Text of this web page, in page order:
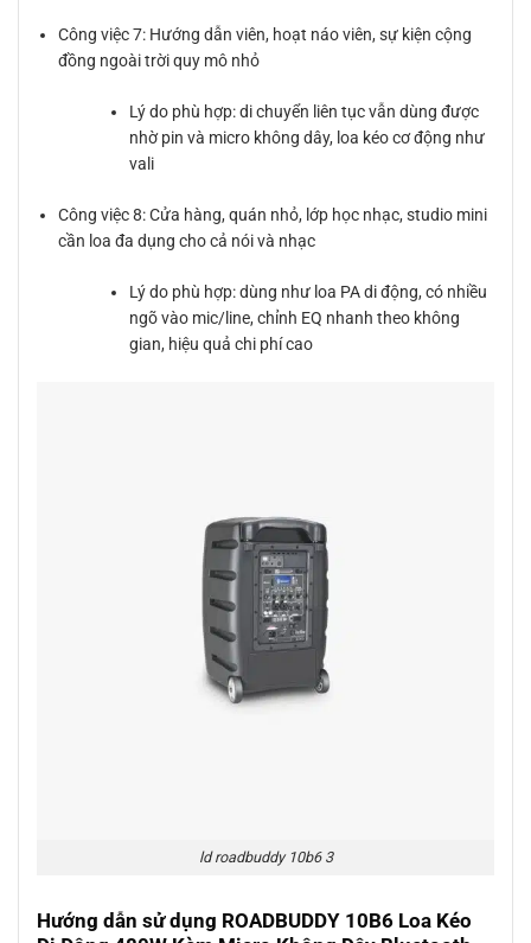
Công việc 7: Hướng dẫn viên, hoạt náo viên, sự kiện cộng
đồng ngoài trời quy mô nhỏ
Lý do phù hợp: di chuyển liên tục vẫn dùng được
nhờ pin và micro không dây, loa kéo cơ động như
vali
Công việc 8: Cửa hàng, quán nhỏ, lớp học nhạc, studio mini
cần loa đa dụng cho cả nói và nhạc
Lý do phù hợp: dùng như loa PA di động, có nhiều
ngõ vào mic/line, chỉnh EQ nhanh theo không
gian, hiệu quả chi phí cao
ld roadbuddy 10b6 3
Hướng dẫn sử dụng ROADBUDDY 10B6 Loa Kéo